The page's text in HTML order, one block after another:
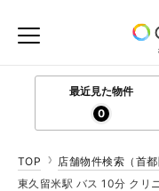
最近見た物件
0
TOP 店舗物件検索（首都
東久留米駅 バス 10分 クリ